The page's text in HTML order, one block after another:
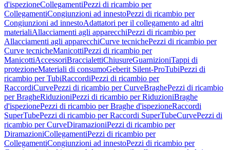
d'ispezioneCollegamentiPezzi di ricambio per
CollegamentiCongiunzioni ad innestoPezzi di ricambio per
Congiunzioni ad innestoAdattatori per il collegamento ad altri
materialiAllacciamenti agli apparecchiPezzi di ricambio per
Allacciamenti agli apparecchiCurve tecnichePezzi di ricambio per
Curve tecnicheManicottiPezzi di ricambio per
ManicottiAccessoriBraccialettiChiusureGuarnizioniTappi di
protezioneMateriali di consumoGeberit Silent-ProTubiPezzi di
ricambio per TubiRaccordiPezzi di ricambio per
RaccordiCurvePezzi di ricambio per CurveBraghePezzi di ricambio
per BragheRiduzioniPezzi di ricambio per RiduzioniBraghe
d'ispezionePezzi di ricambio per Braghe d'ispezioneRaccordi
SuperTubePezzi di ricambio per Raccordi SuperTubeCurvePezzi di
ricambio per CurveDiramazioniPezzi di ricambio per
DiramazioniCollegamentiPezzi di ricambio per
CollegamentiCongiunzioni ad innestoPezzi di ricambio per